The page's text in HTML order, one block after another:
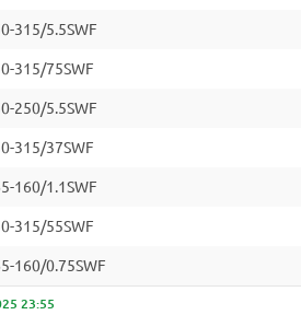
315/5.5SWF
315/75SWF
250/5.5SWF
315/37SWF
160/1.1SWF
315/55SWF
160/0.75SWF
23:55